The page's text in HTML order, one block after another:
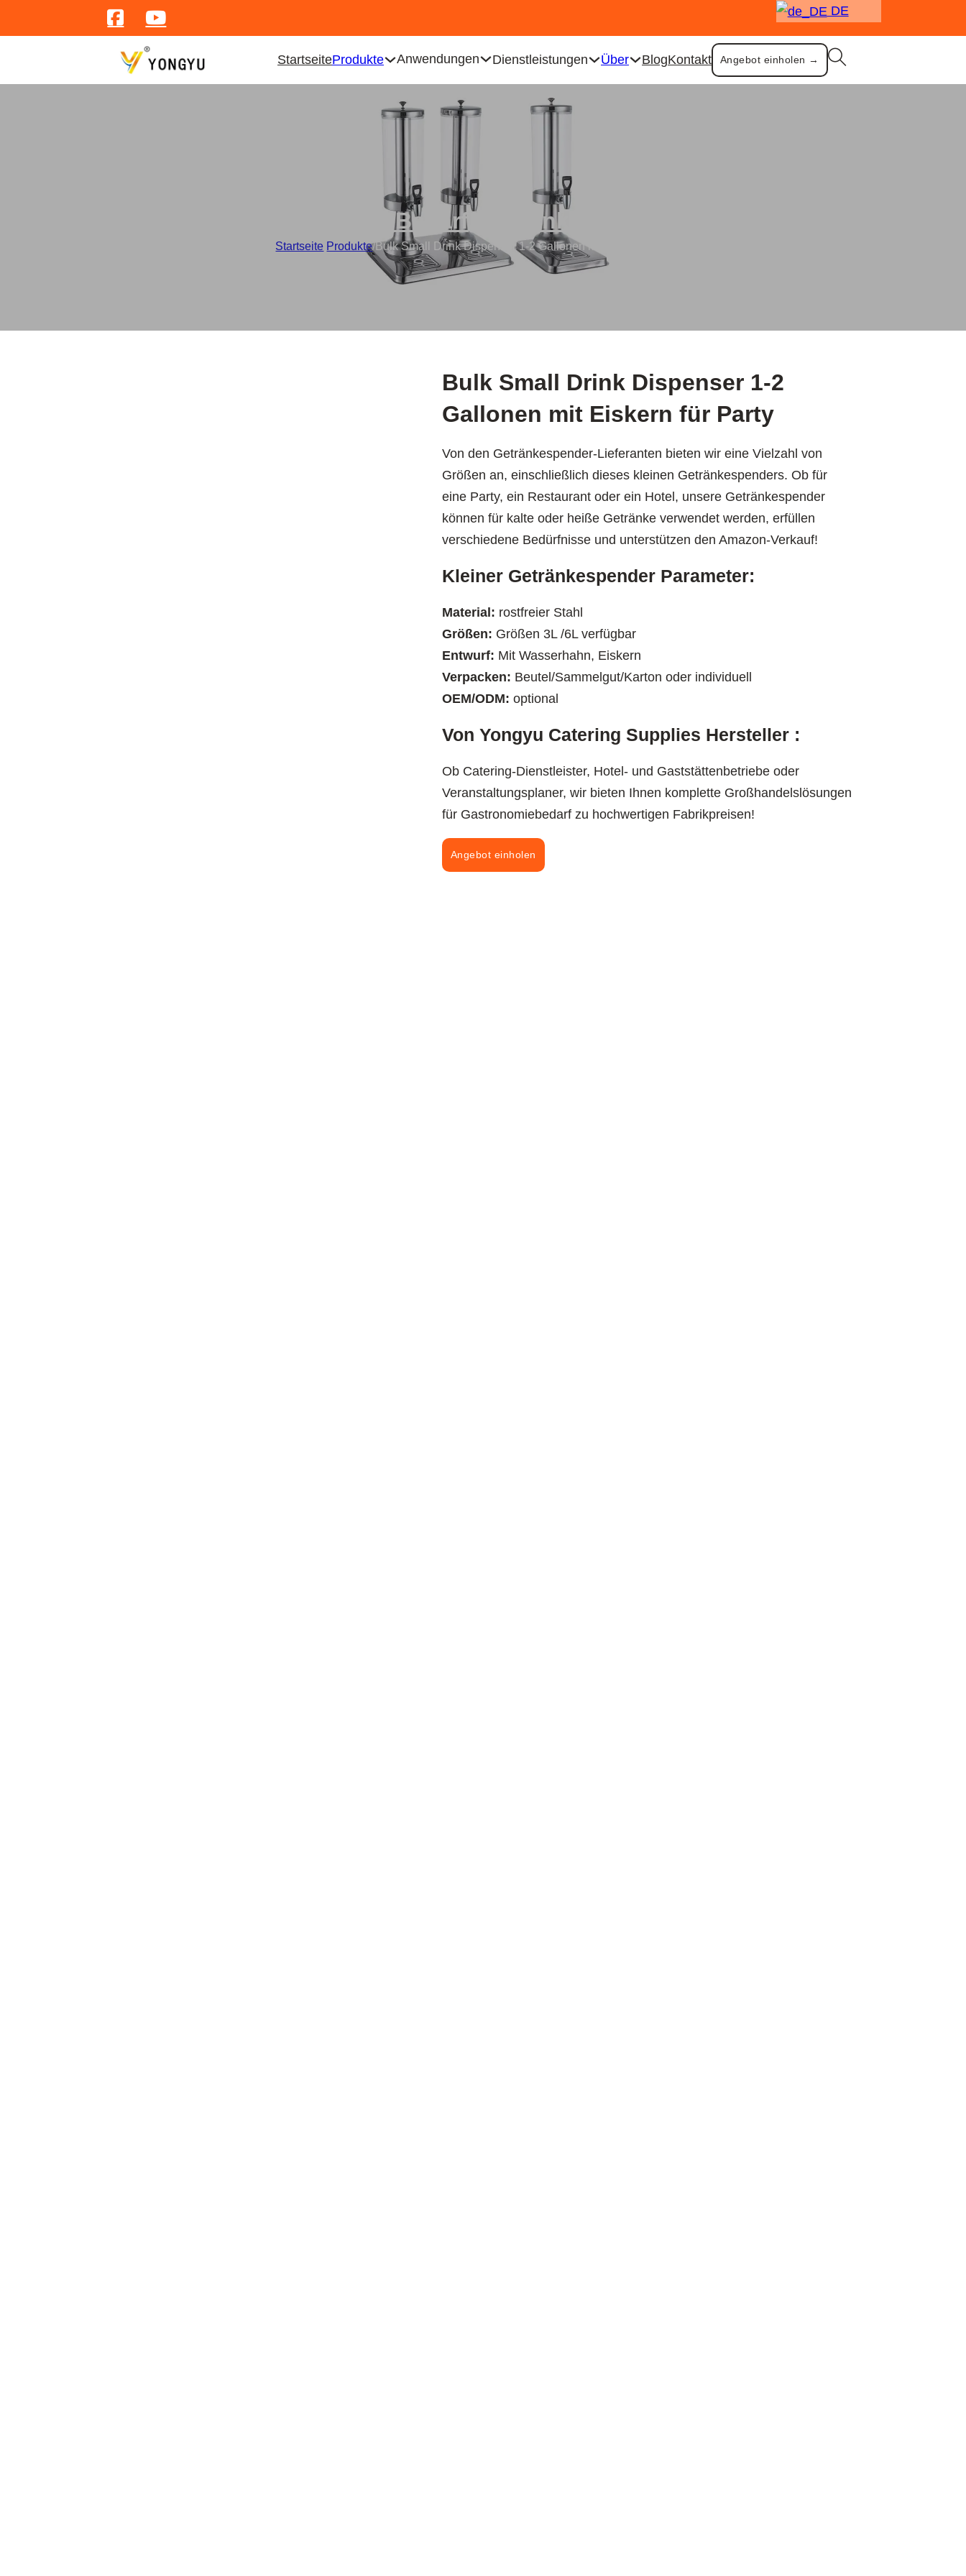
DE
StartseiteProdukte Anwendungen Dienstleistungen Über BlogKontakt Angebot einholen →
Catering-Bedarf, Getränkespender
Startseite Produkte/Bulk Small Drink Dispenser 1-2 Gallonen mit Eiskern für Party
Bulk Small Drink Dispenser 1-2
Gallonen mit Eiskern für Party
Von den Getränkespender-Lieferanten bieten wir eine Vielzahl von
Größen an, einschließlich dieses kleinen Getränkespenders. Ob für
eine Party, ein Restaurant oder ein Hotel, unsere Getränkespender
können für kalte oder heiße Getränke verwendet werden, erfüllen
verschiedene Bedürfnisse und unterstützen den Amazon-Verkauf!
Kleiner Getränkespender Parameter:
Material: rostfreier Stahl
Größen: Größen 3L /6L verfügbar
Entwurf: Mit Wasserhahn, Eiskern
Verpacken: Beutel/Sammelgut/Karton oder individuell
OEM/ODM: optional
Von Yongyu Catering Supplies Hersteller :
Ob Catering-Dienstleister, Hotel- und Gaststättenbetriebe oder
Veranstaltungsplaner, wir bieten Ihnen komplette Großhandelslösungen
für Gastronomiebedarf zu hochwertigen Fabrikpreisen!
Angebot einholen